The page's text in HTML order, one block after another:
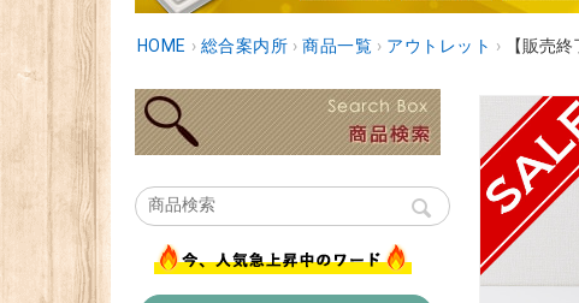
HOME › 総合案内所 › 商品一覧 › アウトレット › 【販売